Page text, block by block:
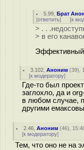
5.99 ,Брат Анон
[ответить] [к
> . .
> в его
Эффективный
3.102 ,Аноним (39),
[к модератору]
Где-то был
заглохло, да и
в любом случае,
другими
2.46 ,Аноним (46),
[к модератору]
Тем, что оно не на